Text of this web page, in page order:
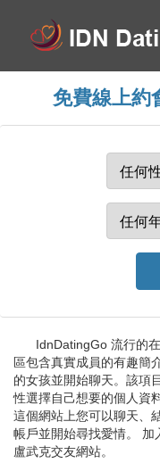
免費線上約
IdnDatingGo 流行的
區包含真實成員的有趣簡
的女孩並開始聊天。該項
性選擇自己想要的個人資
這個網站上您可以聊天、
帳戶並開始尋找愛情。
盧武克交友網站。